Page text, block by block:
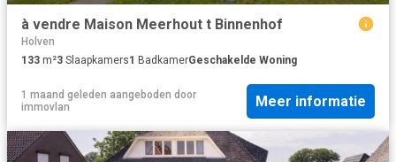
à vendre Maison Meerhout t Binnenhof
Holven
133 m²3 Slaapkamers1 BadkamerGeschakelde Woning
1 maand geleden aangeboden door
immovlan
Meer informatie